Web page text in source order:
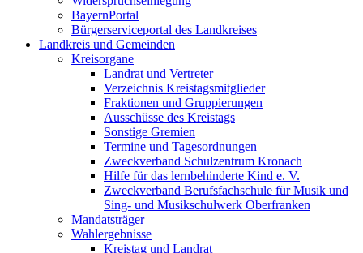
BayernPortal
Bürgerserviceportal des Landkreises
Landkreis und Gemeinden
Kreisorgane
Landrat und Vertreter
Verzeichnis Kreistagsmitglieder
Fraktionen und Gruppierungen
Ausschüsse des Kreistags
Sonstige Gremien
Termine und Tagesordnungen
Zweckverband Schulzentrum Kronach
Hilfe für das lernbehinderte Kind e. V.
Zweckverband Berufsfachschule für Musik und
Sing- und Musikschulwerk Oberfranken
Mandatsträger
Wahlergebnisse
Kreistag und Landrat